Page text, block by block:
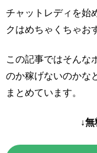
チャットレディを始
クはめちゃくちゃお
この記事ではそんな
のか稼げないのかな
まとめています。
↓